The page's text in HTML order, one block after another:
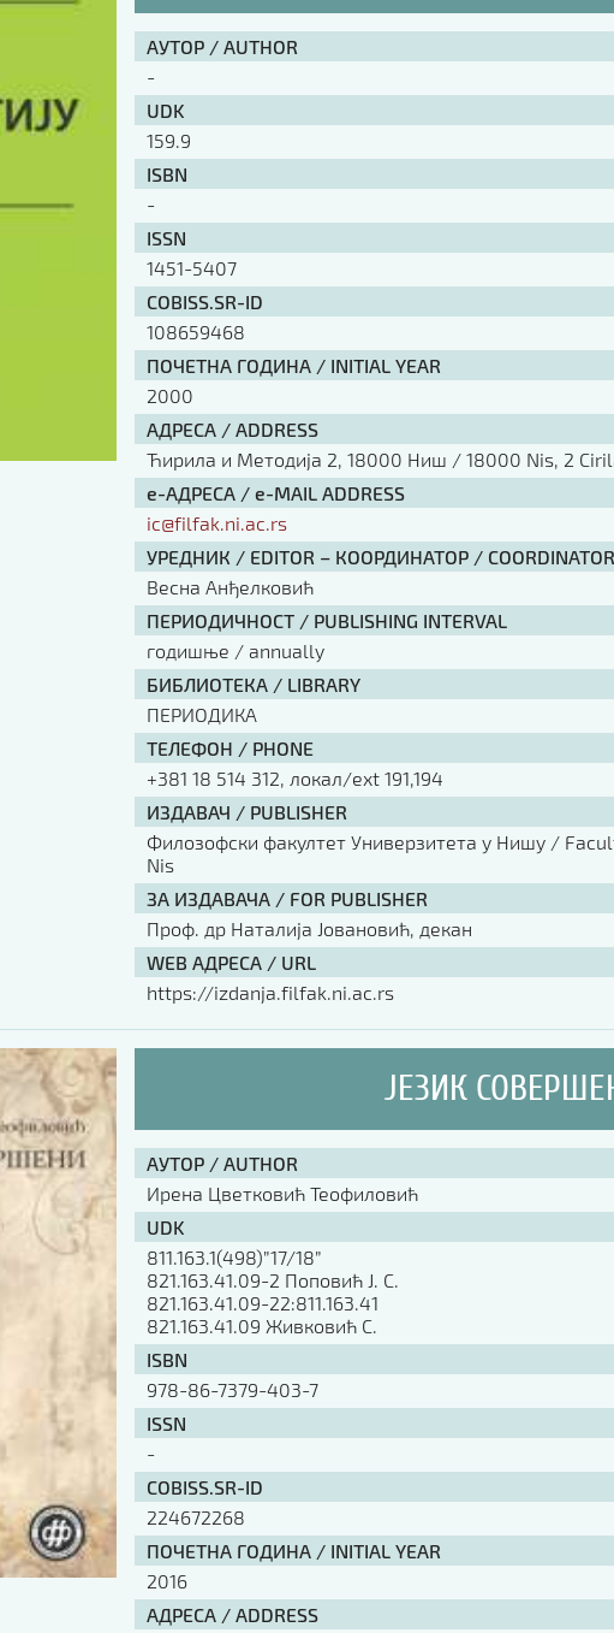
АУТОР / AUTHOR
-
UDK
159.9
ISBN
-
ISSN
1451-5407
COBISS.SR-ID
108659468
ПОЧЕТНА ГОДИНА / INITIAL YEAR
2000
АДРЕСА / ADDRESS
Ћирила и Методија 2, 18000 Ниш / 18000 Nis, 2
е-АДРЕСА / e-MAIL ADDRESS
ic@filfak.ni.ac.rs
УРЕДНИК / EDITOR – КООРДИНАТОР / COORDINATOR
Весна Анђелковић
ПЕРИОДИЧНОСТ / PUBLISHING INTERVAL
годишње / annually
БИБЛИОТЕКА / LIBRARY
ПЕРИОДИКА
ТЕЛЕФОН / PHONE
+381 18 514 312, локал/ext 191,194
ИЗДАВАЧ / PUBLISHER
Филозофски факултет Универзитета у Нишу /
Nis
ЗА ИЗДАВАЧА / FOR PUBLISHER
Проф. др Наталија Јовановић, декан
WEB АДРЕСА / URL
https://izdanja.filfak.ni.ac.rs
ЈЕЗИК
АУТОР / AUTHOR
Ирена Цветковић Теофиловић
UDK
811.163.1(498)”17/18”
821.163.41.09-2 Поповић Ј. С.
821.163.41.09-22:811.163.41
821.163.41.09 Живковић С.
ISBN
978-86-7379-403-7
ISSN
-
COBISS.SR-ID
224672268
ПОЧЕТНА ГОДИНА / INITIAL YEAR
2016
АДРЕСА / ADDRESS